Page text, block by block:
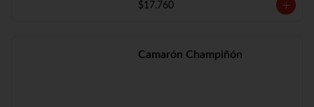
$17.760
Camarón Champiñón